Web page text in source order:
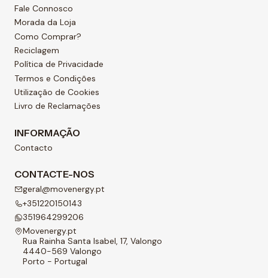
Fale Connosco
Morada da Loja
Como Comprar?
Reciclagem
Política de Privacidade
Termos e Condições
Utilização de Cookies
Livro de Reclamações
INFORMAÇÃO
Contacto
CONTACTE-NOS
geral@movenergy.pt
+351220150143
351964299206
Movenergy.pt
Rua Rainha Santa Isabel, 17, Valongo
4440-569 Valongo
Porto - Portugal